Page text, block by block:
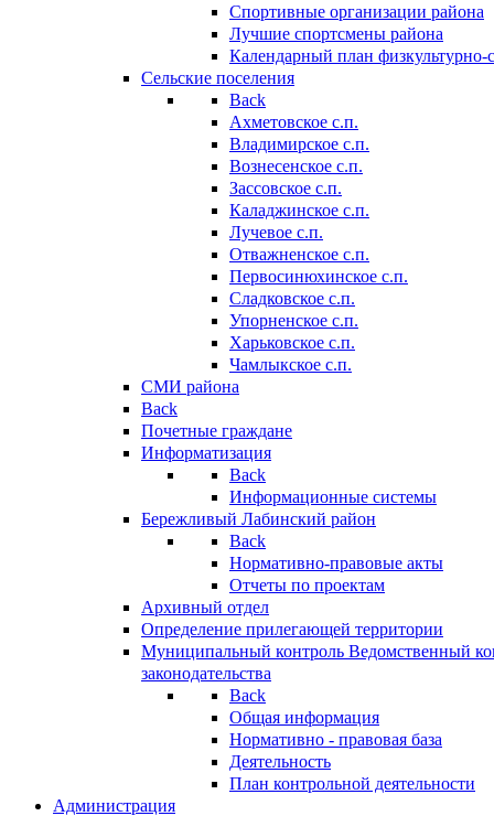
Спортивные организации района
Лучшие спортсмены района
Календарный план
Сельские поселения
Back
Ахметовское с.п.
Владимирское с.п.
Вознесенское с.п.
Зассовское с.п.
Каладжинское с.п.
Лучевое с.п.
Отважненское с.п.
Первосинюхинское с.п.
Сладковское с.п.
Упорненское с.п.
Харьковское с.п.
Чамлыкское с.п.
СМИ района
Back
Почетные граждане
Информатизация
Back
Информационные системы
Бережливый Лабинский район
Back
Нормативно-правовые акты
Отчеты по проектам
Архивный отдел
Определение прилегающей территории
Муниципальный контроль Ведомственный
законодательства
Back
Общая информация
Нормативно - правовая база
Деятельность
План контрольной деятельности
Администрация